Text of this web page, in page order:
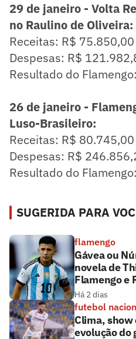
29 de janeiro - Volta
no Raulino de Oliveira:
Receitas: R$ 75.850,00
Despesas: R$
Resultado do
26 de janeiro -
Luso-Brasileiro:
Receitas: R$ 80.745,00
Despesas: R$
Resultado do
SUGERIDA PARA
flamengo
Gávea ou
novela de
Flamengo e
Há 2 dias
futebol
Clima,
evolução do